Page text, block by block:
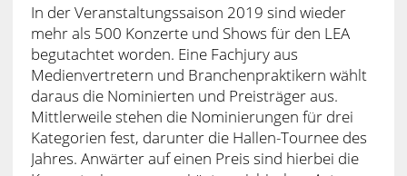
In der Veranstaltungssaison 2019 sind wieder
mehr als 500 Konzerte und Shows für den LEA
begutachtet worden. Eine Fachjury aus
Medienvertretern und Branchenpraktikern wählt
daraus die Nominierten und Preisträger aus.
Mittlerweile stehen die Nominierungen für drei
Kategorien fest, darunter die Hallen-Tournee des
Jahres. Anwärter auf einen Preis sind hierbei die